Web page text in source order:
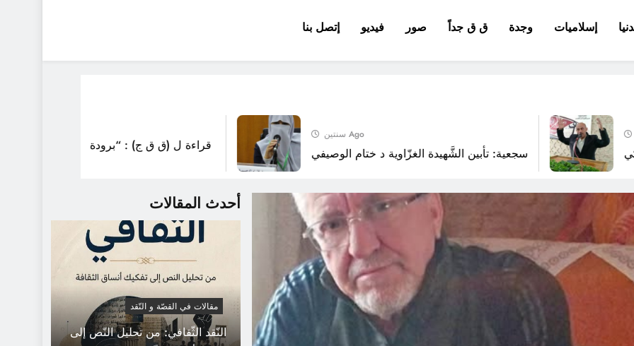
إسلاميات وجدة ق ق جداً صور فيديو إتصل بنا
قراءة ل (ق ق ج) : “برودة منعشة” للقاصّة هدى
سجعية: تأبين الشَّهيدة الغزّاوية د ختام الوصيفي
أحدث المقالات
مقالات في القصّة و النّقد
النّقد الثّقافي: من تحليل النّص إلى